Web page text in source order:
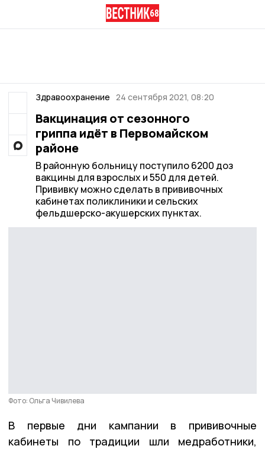
Здравоохранение 24 сентября 2021, 08:20
Вакцинация от сезонного
гриппа идёт в Первомайском
районе
В районную больницу поступило 6200 доз
вакцины для взрослых и 550 для детей.
Прививку можно сделать в прививочных
кабинетах поликлиники и сельских
фельдшерско-акушерских пунктах.
Фото: Ольга Чивилева
В первые дни кампании в прививочные
кабинеты по традиции шли медработники,